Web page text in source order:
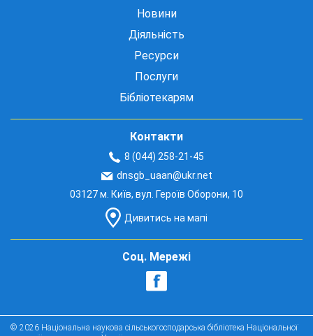
Новини
Діяльність
Ресурси
Послуги
Бібліотекарям
Контакти
8 (044) 258-21-45
dnsgb_uaan@ukr.net
03127 м. Київ, вул. Героїв Оборони, 10
Дивитись на мапі
Соц. Мережі
© 2026 Національна наукова сільськогосподарська бібліотека Національної